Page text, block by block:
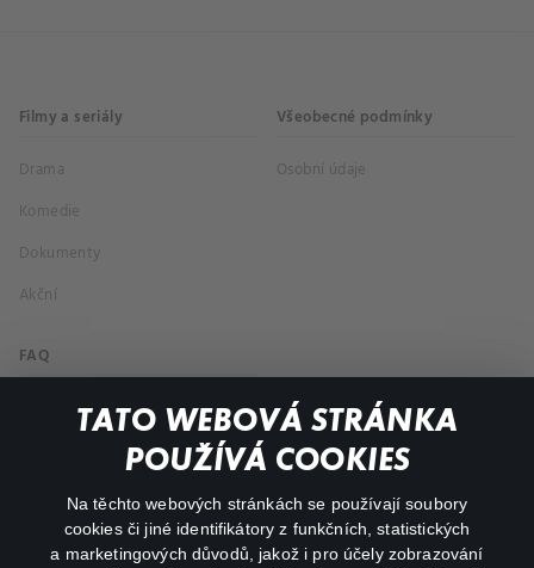
TATO WEBOVÁ STRÁNKA
POUŽÍVÁ COOKIES
Na těchto webových stránkách se používají soubory
cookies či jiné identifikátory z funkčních, statistických
a marketingových důvodů, jakož i pro účely zobrazování
Filmy a seriály
Drama
Komedie
Dokumenty
Akční
Všeobecné podmínky
Osobní údaje
FAQ
Můj účet
Důležité odkazy
facebookinstagram